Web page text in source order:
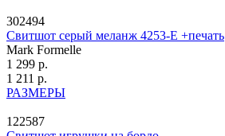
302494
Свитшот серый меланж 4253-Е +печать
Mark Formelle
1 299 р.
1 211 р.
РАЗМЕРЫ
122587